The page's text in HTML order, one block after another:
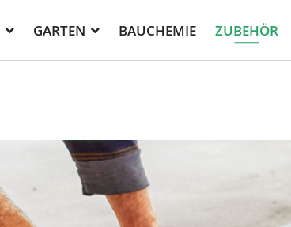
GARTEN BAUCHEMIE ZUBEHÖR